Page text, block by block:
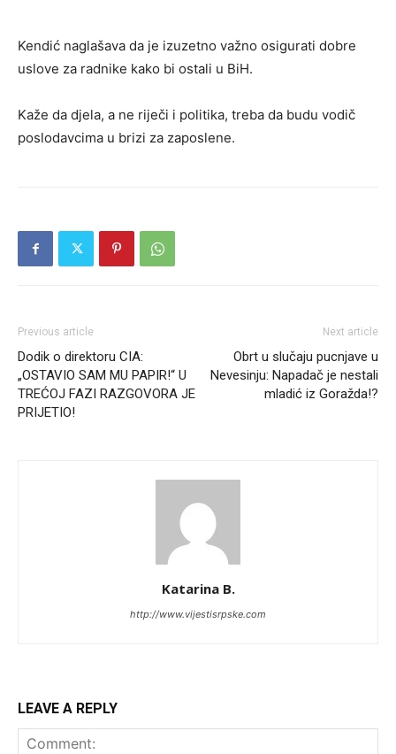
Kendić naglašava da je izuzetno važno osigurati dobre
uslove za radnike kako bi ostali u BiH.
Kaže da djela, a ne riječi i politika, treba da budu vodič
poslodavcima u brizi za zaposlene.
Previous article
Dodik o direktoru CIA:
„OSTAVIO SAM MU PAPIR!“ U
TREĆOJ FAZI RAZGOVORA JE
PRIJETIO!
Next article
Obrt u slučaju pucnjave u
Nevesinju: Napadač je nestali
mladić iz Goražda!?
Katarina B.
http://www.vijestisrpske.com
LEAVE A REPLY